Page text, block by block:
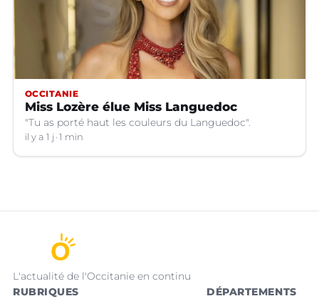
OCCITANIE
Miss Lozère élue Miss Languedoc
"Tu as porté haut les couleurs du Languedoc".
il y a 1 j 1 min
L'actualité de l'Occitanie en continu
RUBRIQUES
DÉPARTEMENTS